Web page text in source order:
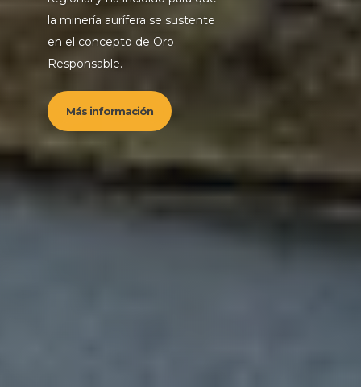
la minería aurífera se sustente
en el concepto de Oro
Responsable.
Más información